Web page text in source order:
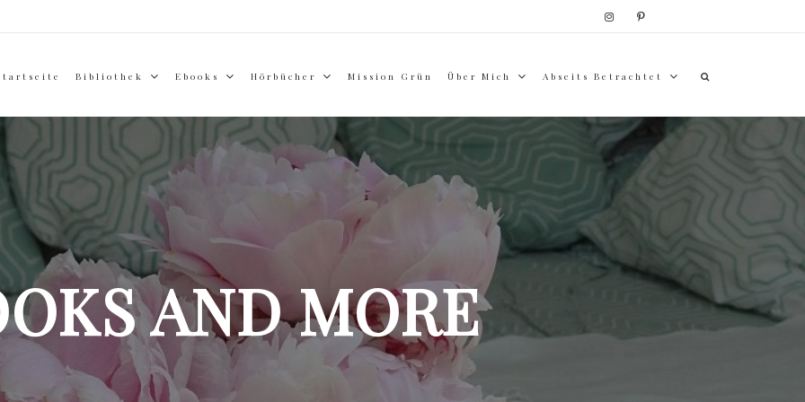
Bibliothek Ebooks Hörbücher Mission Grün Über Mich Abseits Betrachtet
AND MORE